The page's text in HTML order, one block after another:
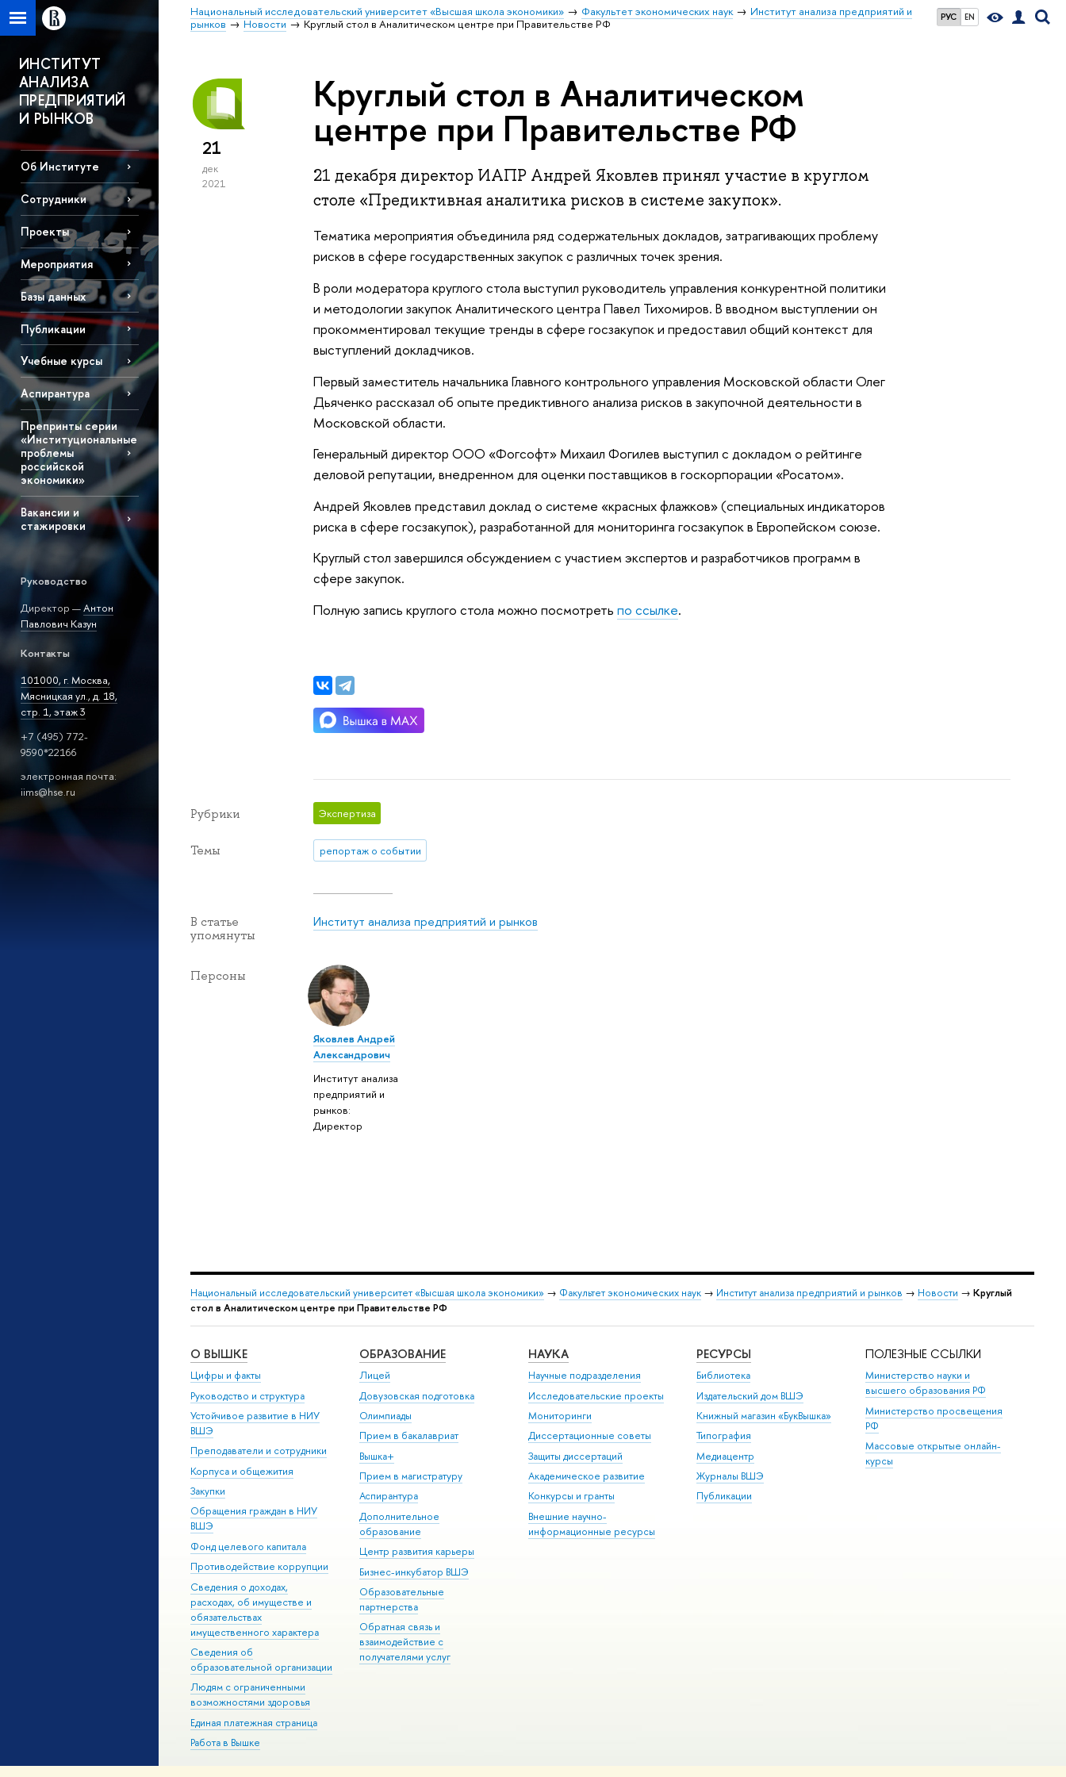
РУС EN
Национальный исследовательский университет «Высшая школа экономики» Факультет экономических наук
Институт анализа предприятий и
рынков
Новости Круглый стол в Аналитическом центре при Правительстве РФ
ИНСТИТУТ
АНАЛИЗА
ПРЕДПРИЯТИЙ
И РЫНКОВ
Об Институте
Сотрудники
Проекты
Мероприятия
Базы данных
Публикации
Учебные курсы
Аспирантура
Препринты серии
«Институциональные
проблемы
российской
экономики»
Вакансии и
стажировки
Руководство
Директор —Антон
Павлович Казун
Контакты
101000, г. Москва,
Мясницкая ул., д. 18,
стр. 1, этаж 3
+7 (495) 772-
9590*22166
электронная почта:
iims@hse.ru
21
дек
2021
Круглый стол в Аналитическом
центре при Правительстве РФ
21 декабря директор ИАПР Андрей Яковлев принял участие в круглом
столе «Предиктивная аналитика рисков в системе закупок».
Тематика мероприятия объединила ряд содержательных докладов, затрагивающих проблему
рисков в сфере государственных закупок с различных точек зрения.
В роли модератора круглого стола выступил руководитель управления конкурентной политики
и методологии закупок Аналитического центра Павел Тихомиров. В вводном выступлении он
прокомментировал текущие тренды в сфере госзакупок и предоставил общий контекст для
выступлений докладчиков.
Первый заместитель начальника Главного контрольного управления Московской области Олег
Дьяченко рассказал об опыте предиктивного анализа рисков в закупочной деятельности в
Московской области.
Генеральный директор ООО «Фогсофт» Михаил Фогилев выступил с докладом о рейтинге
деловой репутации, внедренном для оценки поставщиков в госкорпорации «Росатом».
Андрей Яковлев представил доклад о системе «красных флажков» (специальных индикаторов
риска в сфере госзакупок), разработанной для мониторинга госзакупок в Европейском союзе.
Круглый стол завершился обсуждением с участием экспертов и разработчиков программ в
сфере закупок.
Полную запись круглого стола можно посмотретьпо ссылке.
Рубрики Экспертиза
Темы репортаж о событии
В статье
упомянуты
Институт анализа предприятий и рынков
Персоны
Яковлев Андрей
Александрович
Институт анализа
предприятий и
рынков:
Директор
Национальный исследовательский университет «Высшая школа экономики» → Факультет экономических наук → Институт анализа предприятий и рынков → Новости → Круглый
стол в Аналитическом центре при Правительстве РФ
О ВЫШКЕ
Цифры и факты
Руководство и структура
Устойчивое развитие в НИУ
ВШЭ
Преподаватели и сотрудники
Корпуса и общежития
Закупки
Обращения граждан в НИУ
ВШЭ
Фонд целевого капитала
Противодействие коррупции
Сведения о доходах,
расходах, об имуществе и
обязательствах
имущественного характера
Сведения об
образовательной организации
Людям с ограниченными
возможностями здоровья
Единая платежная страница
Работа в Вышке
ОБРАЗОВАНИЕ
Лицей
Довузовская подготовка
Олимпиады
Прием в бакалавриат
Вышка+
Прием в магистратуру
Аспирантура
Дополнительное
образование
Центр развития карьеры
Бизнес-инкубатор ВШЭ
Образовательные
партнерства
Обратная связь и
взаимодействие с
получателями услуг
НАУКА
Научные подразделения
Исследовательские проекты
Мониторинги
Диссертационные советы
Защиты диссертаций
Академическое развитие
Конкурсы и гранты
Внешние научно-
информационные ресурсы
РЕСУРСЫ
Библиотека
Издательский дом ВШЭ
Книжный магазин «БукВышка»
Типография
Медиацентр
Журналы ВШЭ
Публикации
ПОЛЕЗНЫЕ ССЫЛКИ
Министерство науки и
высшего образования РФ
Министерство просвещения
РФ
Массовые открытые онлайн-
курсы